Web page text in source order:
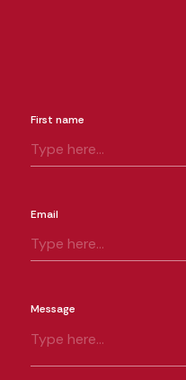
First name
Email
Message